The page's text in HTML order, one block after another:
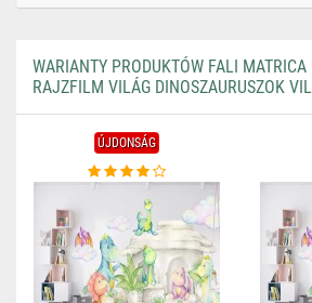
WARIANTY PRODUKTÓW FALI MATRICA
RAJZFILM VILÁG DINOSZAURUSZOK
ÚJDONSÁG